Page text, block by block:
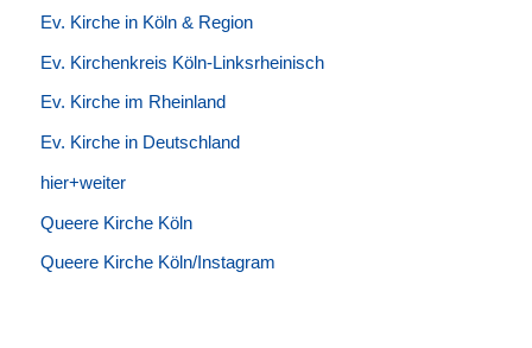
Ev. Kirche in Köln & Region
Ev. Kirchenkreis Köln-Linksrheinisch
Ev. Kirche im Rheinland
Ev. Kirche in Deutschland
hier+weiter
Queere Kirche Köln
Queere Kirche Köln/Instagram